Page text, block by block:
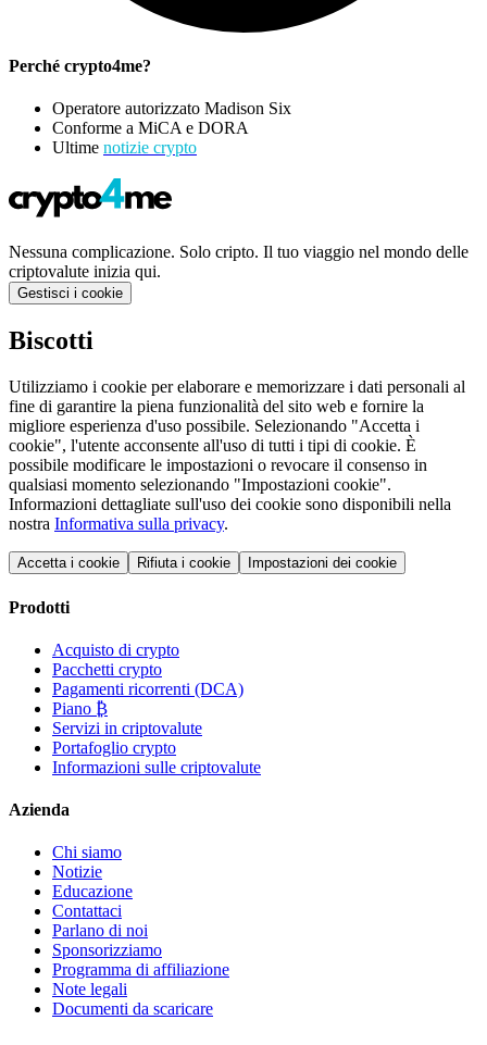
Perché crypto4me?
Operatore autorizzato Madison Six
Conforme a MiCA e DORA
Ultime notizie crypto
Nessuna complicazione. Solo cripto. Il tuo viaggio nel mondo delle
criptovalute inizia qui.
Gestisci i cookie
Biscotti
Utilizziamo i cookie per elaborare e memorizzare i dati personali al
fine di garantire la piena funzionalità del sito web e fornire la
migliore esperienza d'uso possibile. Selezionando "Accetta i
cookie", l'utente acconsente all'uso di tutti i tipi di cookie. È
possibile modificare le impostazioni o revocare il consenso in
qualsiasi momento selezionando "Impostazioni cookie".
Informazioni dettagliate sull'uso dei cookie sono disponibili nella
nostra Informativa sulla privacy.
Accetta i cookie Rifiuta i cookie Impostazioni dei cookie
Prodotti
Acquisto di crypto
Pacchetti crypto
Pagamenti ricorrenti (DCA)
Piano ₿
Servizi in criptovalute
Portafoglio crypto
Informazioni sulle criptovalute
Azienda
Chi siamo
Notizie
Educazione
Contattaci
Parlano di noi
Sponsorizziamo
Programma di affiliazione
Note legali
Documenti da scaricare